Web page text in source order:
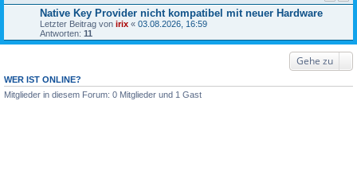
Native Key Provider nicht kompatibel mit neuer Hardware
Letzter Beitrag von irix « 03.08.2026, 16:59
Antworten: 11
Gehe zu
WER IST ONLINE?
Mitglieder in diesem Forum: 0 Mitglieder und 1 Gast